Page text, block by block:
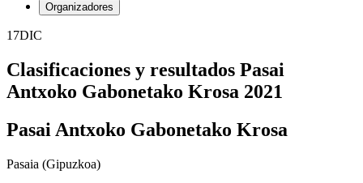
Organizadores
17DIC
Clasificaciones y resultados Pasai
Antxoko Gabonetako Krosa 2021
Pasai Antxoko Gabonetako Krosa
Pasaia (Gipuzkoa)